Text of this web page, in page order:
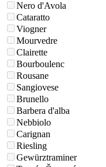
Nero d'Avola
Cataratto
Viogner
Mourvedre
Clairette
Bourboulenc
Rousane
Sangiovese
Brunello
Barbera d'alba
Nebbiolo
Carignan
Riesling
Gewürztraminer